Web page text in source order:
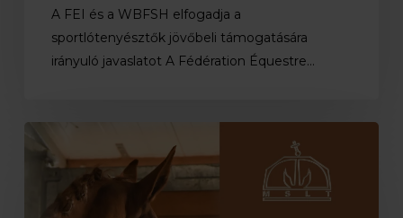
​A FEI és a WBFSH elfogadja a
sportlótenyésztők jövőbeli támogatására
irányuló javaslatot A Fédération Équestre…
felhívás
Régiófelelősöket